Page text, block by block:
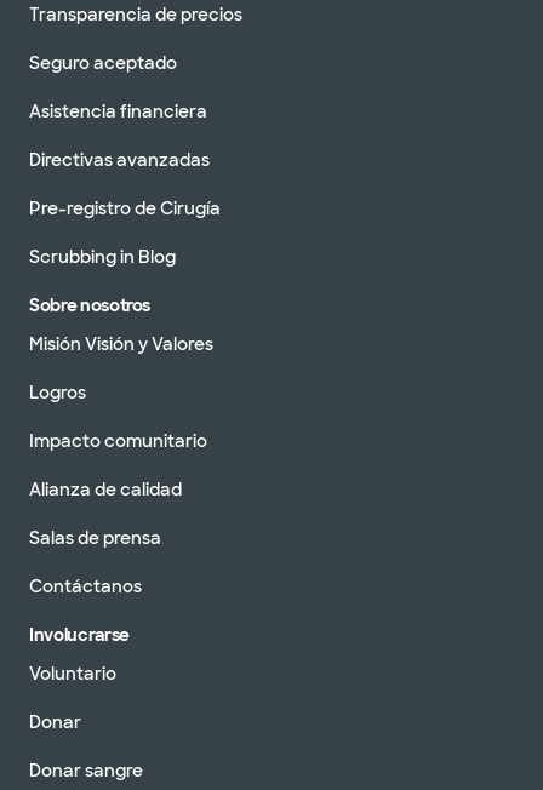
Transparencia de precios
Seguro aceptado
Asistencia financiera
Directivas avanzadas
Pre-registro de Cirugía
Scrubbing in Blog
Sobre nosotros
Misión Visión y Valores
Logros
Impacto comunitario
Alianza de calidad
Salas de prensa
Contáctanos
Involucrarse
Voluntario
Donar
Donar sangre